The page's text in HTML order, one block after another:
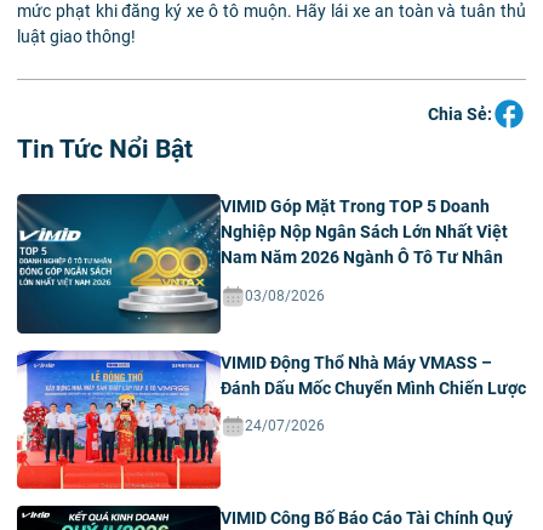
mức phạt khi đăng ký xe ô tô muộn. Hãy lái xe an toàn và tuân thủ
luật giao thông!
Chia Sẻ:
Tin Tức Nổi Bật
VIMID Góp Mặt Trong TOP 5 Doanh
Nghiệp Nộp Ngân Sách Lớn Nhất Việt
Nam Năm 2026 Ngành Ô Tô Tư Nhân
03/08/2026
VIMID Động Thổ Nhà Máy VMASS –
Đánh Dấu Mốc Chuyển Mình Chiến Lược
24/07/2026
VIMID Công Bố Báo Cáo Tài Chính Quý